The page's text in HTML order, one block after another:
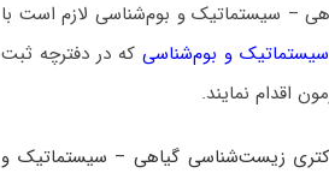
– سیستماتیک و بوم‌شناسی لازم است با
که در دفترچه ثبت
زیست‌شناسی گیاهی – سیستماتیک و